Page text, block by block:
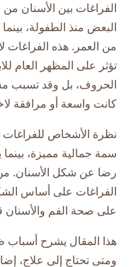
الفراغات بين الأسنان
البعض منذ الطفولة،
من العمر. هذه الفراغات
تؤثر على المظهر العام
الحروف، بل وقد تسبب
كانت واسعة أو مرافقة
نظرة الأشخاص للفراغات
سمة جمالية مميزة،
رضا عن شكل الأسنان. من
الفراغات على أساس
على صحة الفم والأسنان
هذا المقال يشرح أسباب
ومتى تحتاج إلى علاج،